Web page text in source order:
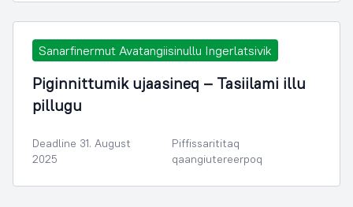
Sanarfinermut Avatangiisinullu Ingerlatsivik
Piginnittumik ujaasineq – Tasiilami illu
pillugu
Deadline 31. August
2025
Piffissarititaq
qaangiutereerpoq